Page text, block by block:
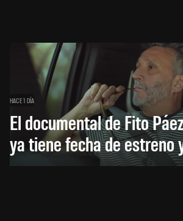
HACE 1 DÍA
El documental de Fito
ya tiene fecha de estreno